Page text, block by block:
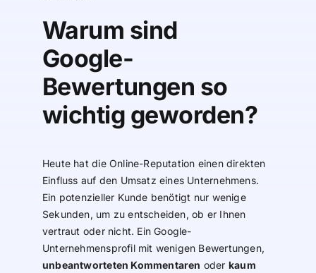
Warum sind
Google-
Bewertungen so
wichtig geworden?
Heute hat die Online-Reputation einen direkten
Einfluss auf den Umsatz eines Unternehmens.
Ein potenzieller Kunde benötigt nur wenige
Sekunden, um zu entscheiden, ob er Ihnen
vertraut oder nicht. Ein Google-
Unternehmensprofil mit wenigen Bewertungen,
unbeantworteten Kommentaren oder kaum